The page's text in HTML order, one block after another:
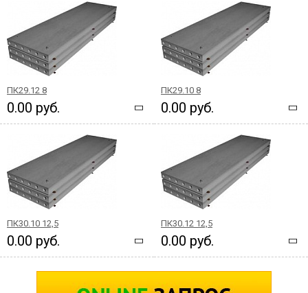
ПК29.12 8
0.00 руб.
ПК29.10 8
0.00 руб.
ПК30.10 12,5
0.00 руб.
ПК30.12 12,5
0.00 руб.